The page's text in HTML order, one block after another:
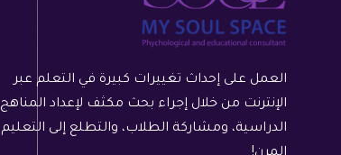
العمل على إحداث تغييرات كبيرة في التعلم عبر
الإنترنت من خلال إجراء بحث مكثف لإعداد المناهج
الدراسية، ومشاركة الطلاب، والتطلع إلى التعليم